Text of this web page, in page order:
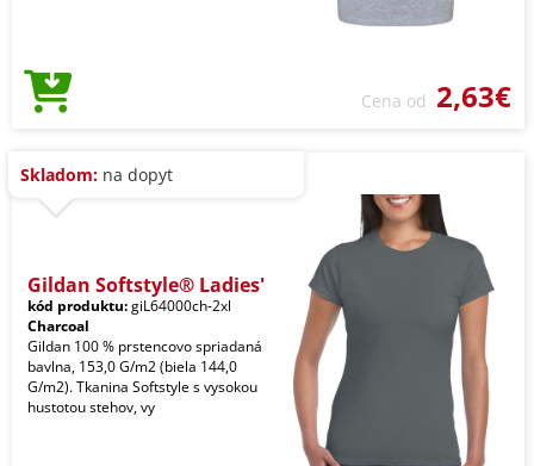
Cena od 2,63€
Skladom: na dopyt
Gildan Softstyle® Ladies'
kód produktu:giL64000ch-2xl
Charcoal
Gildan 100 % prstencovo spriadaná
bavlna, 153,0 G/m2 (biela 144,0
G/m2). Tkanina Softstyle s vysokou
hustotou stehov, vy